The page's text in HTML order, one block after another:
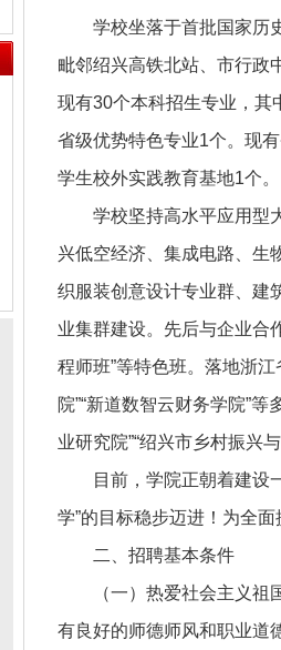
学校坐落于首批国家历
毗邻绍兴高铁北站、市行政
现有30个本科招生专业，其
省级优势特色专业1个。现
学生校外实践教育基地1个。
学校坚持高水平应用型
兴低空经济、集成电路、生
织服装创意设计专业群、建
业集群建设。先后与企业合
程师班”等特色班。落地浙江
院”“新道数智云财务学院”
业研究院”“绍兴市乡村振兴
目前，学院正朝着建设
学”的目标稳步迈进！为全
二、招聘基本条件
（一）热爱社会主义
有良好的师德师风和职业道